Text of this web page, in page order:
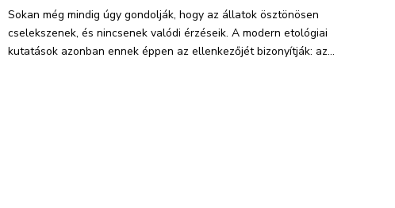
Sokan még mindig úgy gondolják, hogy az állatok ösztönösen
cselekszenek, és nincsenek valódi érzéseik. A modern etológiai
kutatások azonban ennek éppen az ellenkezőjét bizonyítják: az...